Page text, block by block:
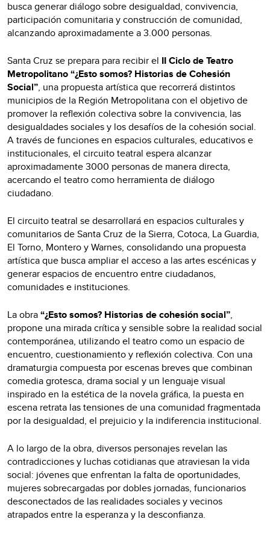
busca generar diálogo sobre desigualdad, convivencia,
participación comunitaria y construcción de comunidad,
alcanzando aproximadamente a 3.000 personas.
Santa Cruz se prepara para recibir el II Ciclo de Teatro
Metropolitano “¿Esto somos? Historias de Cohesión
Social”, una propuesta artística que recorrerá distintos
municipios de la Región Metropolitana con el objetivo de
promover la reflexión colectiva sobre la convivencia, las
desigualdades sociales y los desafíos de la cohesión social.
A través de funciones en espacios culturales, educativos e
institucionales, el circuito teatral espera alcanzar
aproximadamente 3000 personas de manera directa,
acercando el teatro como herramienta de diálogo
ciudadano.
El circuito teatral se desarrollará en espacios culturales y
comunitarios de Santa Cruz de la Sierra, Cotoca, La Guardia,
El Torno, Montero y Warnes, consolidando una propuesta
artística que busca ampliar el acceso a las artes escénicas y
generar espacios de encuentro entre ciudadanos,
comunidades e instituciones.
La obra“¿Esto somos? Historias de cohesión social”,
propone una mirada crítica y sensible sobre la realidad social
contemporánea, utilizando el teatro como un espacio de
encuentro, cuestionamiento y reflexión colectiva. Con una
dramaturgia compuesta por escenas breves que combinan
comedia grotesca, drama social y un lenguaje visual
inspirado en la estética de la novela gráfica, la puesta en
escena retrata las tensiones de una comunidad fragmentada
por la desigualdad, el prejuicio y la indiferencia institucional.
A lo largo de la obra, diversos personajes revelan las
contradicciones y luchas cotidianas que atraviesan la vida
social: jóvenes que enfrentan la falta de oportunidades,
mujeres sobrecargadas por dobles jornadas, funcionarios
desconectados de las realidades sociales y vecinos
atrapados entre la esperanza y la desconfianza.